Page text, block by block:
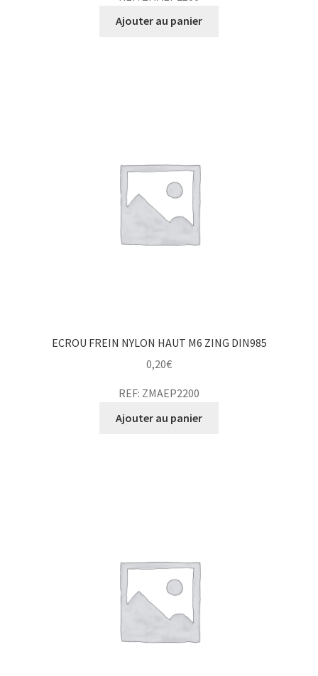
Ajouter au panier
ECROU FREIN NYLON HAUT M6 ZING DIN985
0,20€
REF: ZMAEP2200
Ajouter au panier